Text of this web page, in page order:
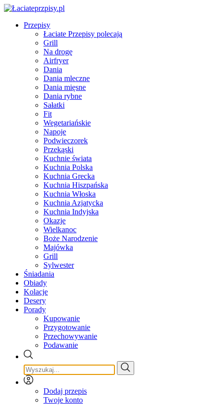
Przepisy
Łaciate Przepisy polecają
Grill
Na drogę
Airfryer
Dania
Dania mleczne
Dania mięsne
Dania rybne
Sałatki
Fit
Wegetariańskie
Napoje
Podwieczorek
Przekąski
Kuchnie świata
Kuchnia Polska
Kuchnia Grecka
Kuchnia Hiszpańska
Kuchnia Włoska
Kuchnia Azjatycka
Kuchnia Indyjska
Okazje
Wielkanoc
Boże Narodzenie
Majówka
Grill
Sylwester
Śniadania
Obiady
Kolacje
Desery
Porady
Kupowanie
Przygotowanie
Przechowywanie
Podawanie
Dodaj przepis
Twoje konto